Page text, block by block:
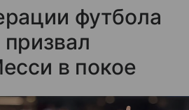
футбола
в покое